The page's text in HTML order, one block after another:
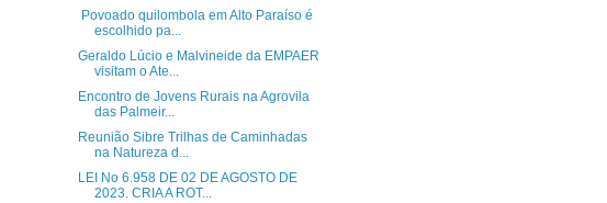
Povoado quilombola em Alto Paraíso é
escolhido pa...
Geraldo Lúcio e Malvineide da EMPAER
visitam o Ate...
Encontro de Jovens Rurais na Agrovila
das Palmeir...
Reunião Sibre Trilhas de Caminhadas
na Natureza d...
LEI No 6.958 DE 02 DE AGOSTO DE
2023. CRIA A ROT...